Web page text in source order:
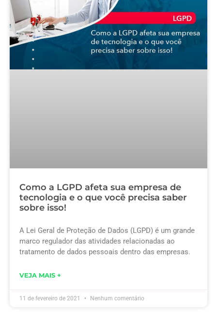
Como a LGPD afeta sua empresa de
tecnologia e o que você precisa saber
sobre isso!
A Lei Geral de Proteção de Dados (LGPD) é um grande
marco regulador das atividades relacionadas ao
tratamento de dados pessoais dentro das empresas.
VEJA MAIS +
11 de fevereiro de 2021 Nenhum comentário